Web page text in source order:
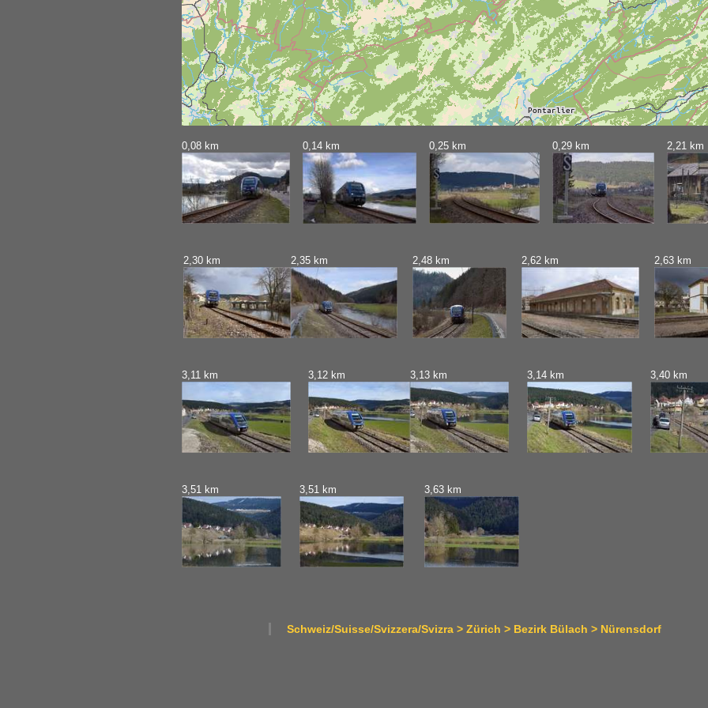
0,08 km 0,14 km 0,25 km 0,29 km 2,21 km
2,30 km 2,35 km 2,48 km 2,62 km 2,63 km
3,11 km 3,12 km 3,13 km 3,14 km 3,40 km
3,51 km 3,51 km 3,63 km
Schweiz/Suisse/Svizzera/Svizra > Zürich > Bezirk Bülach > Nürensdorf